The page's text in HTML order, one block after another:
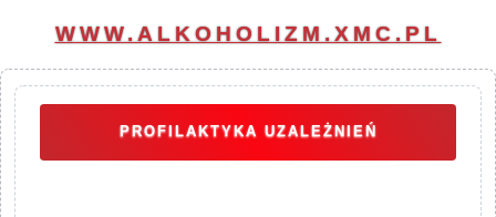
WWW.ALKOHOLIZM.XMC.PL
PROFILAKTYKA UZALEŻNIEŃ